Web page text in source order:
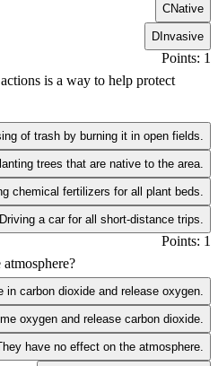
CNative
DInvasive
Points: 1
is a way to help protect
of trash by burning it in open fields.
trees that are native to the area.
chemical fertilizers for all plant beds.
Driving a car for all short-distance trips.
Points: 1
in carbon dioxide and release oxygen.
oxygen and release carbon dioxide.
They have no effect on the atmosphere.